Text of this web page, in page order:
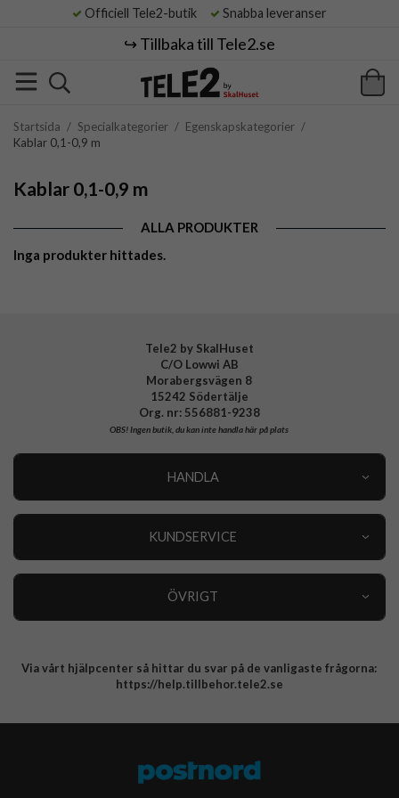
Officiell Tele2-butik Snabba leveranser
↪️ Tillbaka till Tele2.se
Startsida / Specialkategorier / Egenskapskategorier /
Kablar 0,1-0,9 m
Kablar 0,1-0,9 m
ALLA PRODUKTER
Inga produkter hittades.
Tele2 by SkalHuset
C/O Lowwi AB
Morabergsvägen 8
15242 Södertälje
Org. nr: 556881-9238
OBS!Ingen butik, du kan inte handla här på plats
HANDLA
KUNDSERVICE
ÖVRIGT
Integritetspolicy
Via vårt hjälpcenter så hittar du svar på de vanligaste frågorna:
https://help.tillbehor.tele2.se